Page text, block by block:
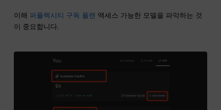
이해 퍼플렉시티 구독 플랜 액세스 가능한 모델을 파악하는 것
이 중요합니다.